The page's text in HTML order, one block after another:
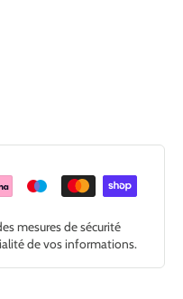
mesures de sécurité
de vos informations.